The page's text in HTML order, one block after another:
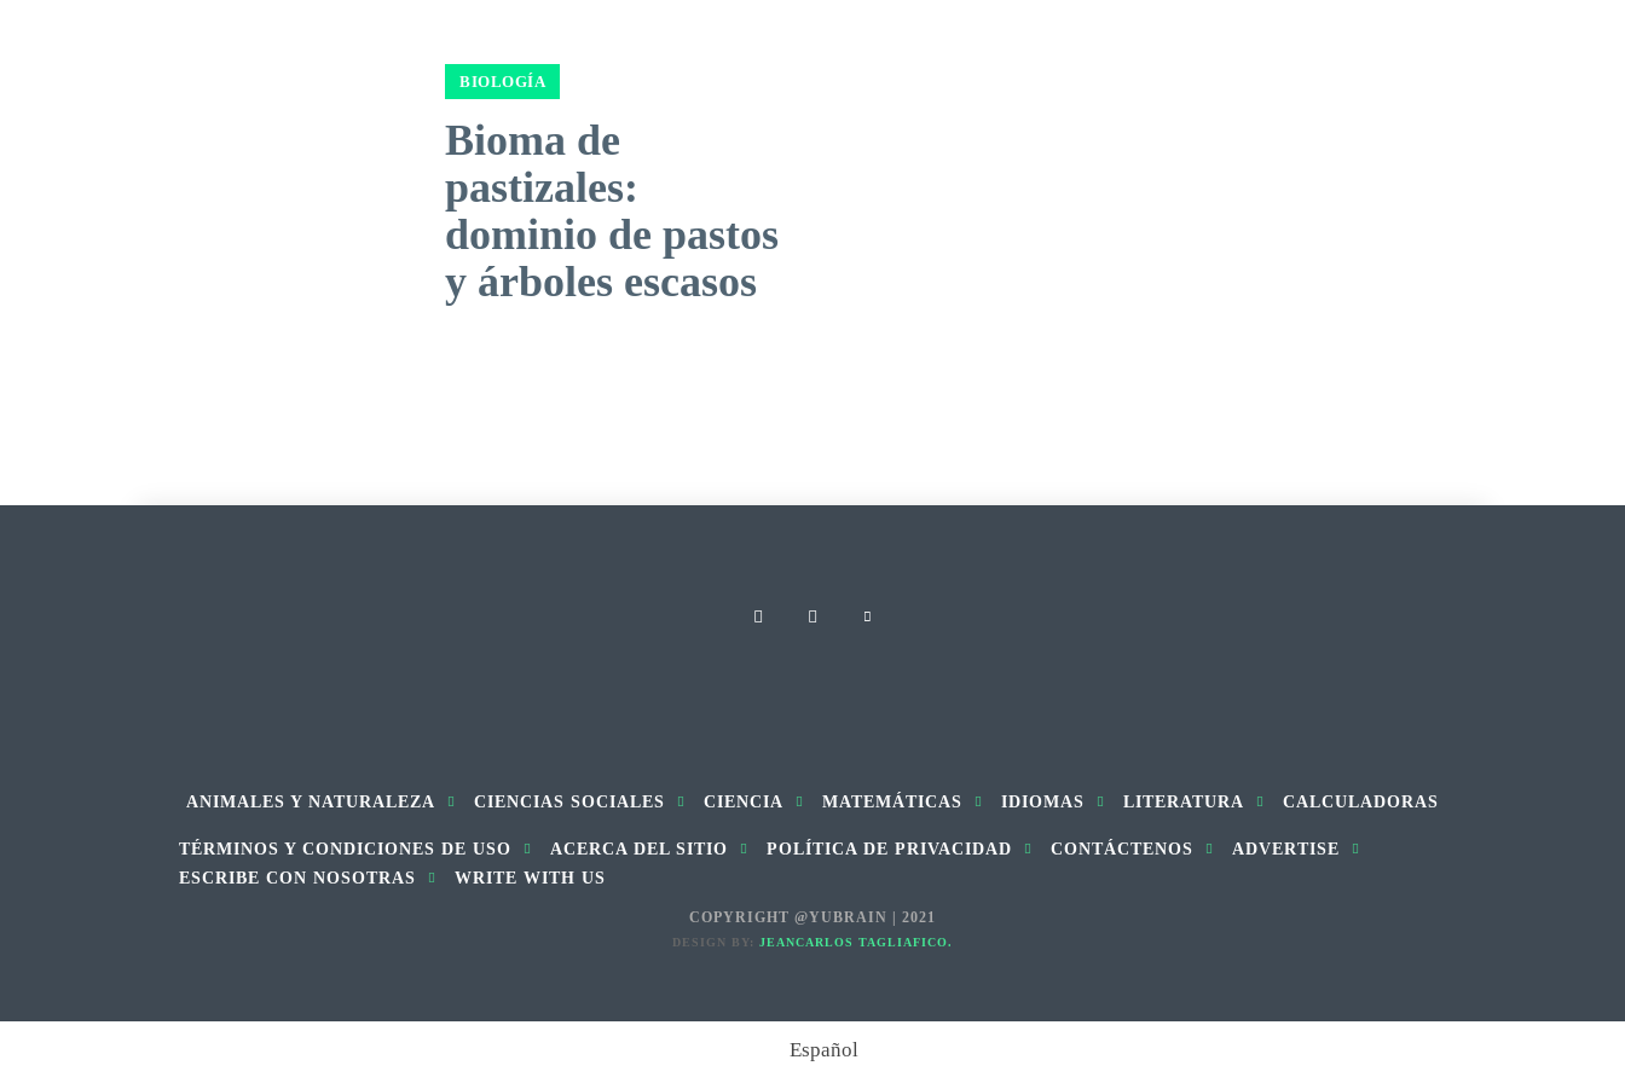
BIOLOGÍA
Bioma de
pastizales:
dominio de pastos
y árboles escasos
ANIMALES Y NATURALEZA CIENCIAS SOCIALES CIENCIA MATEMÁTICAS IDIOMAS LITERATURA CALCULADORAS
TÉRMINOS Y CONDICIONES DE USO ACERCA DEL SITIO POLÍTICA DE PRIVACIDAD CONTÁCTENOS
ADVERTISE
ESCRIBE CON NOSOTRAS
WRITE WITH US
COPYRIGHT @YUBRAIN | 2021
DESIGN BY: JEANCARLOS TAGLIAFICO.
Español